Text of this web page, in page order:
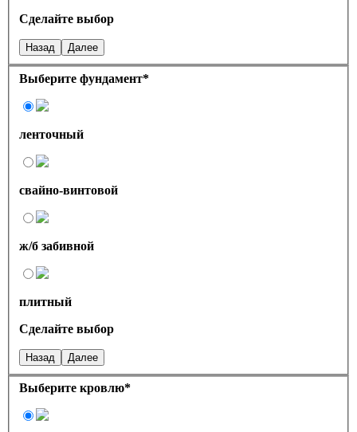
Сделайте выбор
Назад Далее
Выберите фундамент*
ленточный
свайно-винтовой
ж/б забивной
плитный
Сделайте выбор
Назад Далее
Выберите кровлю*